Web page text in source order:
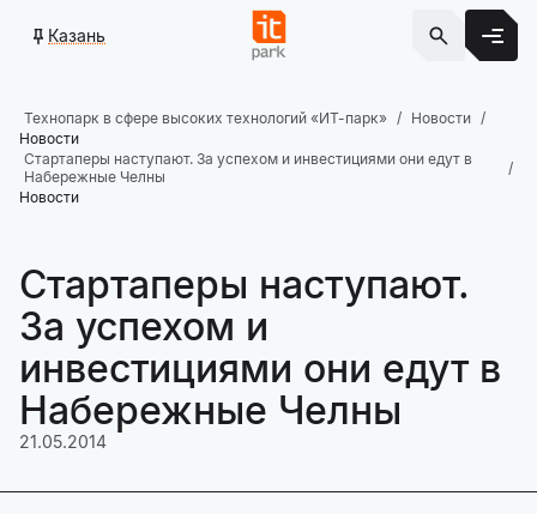
Казань
Технопарк в сфере высоких технологий «ИТ-парк»
Новости
Новости
Стартаперы наступают. За успехом и инвестициями они едут в
Набережные Челны
Новости
Стартаперы наступают.
За успехом и
инвестициями они едут в
Набережные Челны
21.05.2014